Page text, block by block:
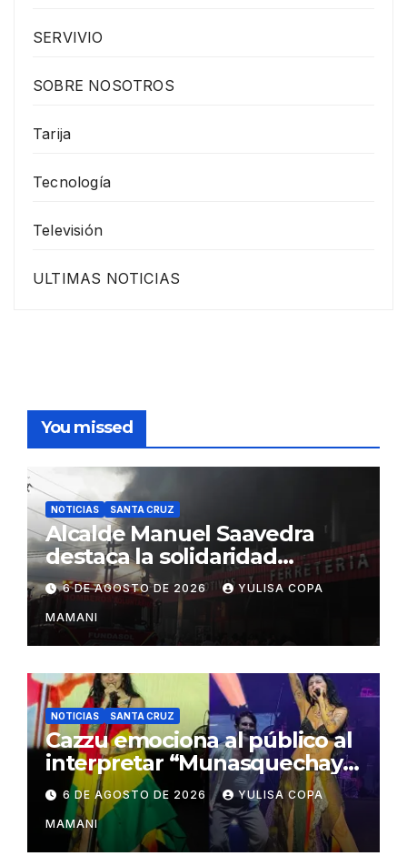
SERVIVIO
SOBRE NOSOTROS
Tarija
Tecnología
Televisión
ULTIMAS NOTICIAS
You missed
NOTICIAS SANTA CRUZ
Alcalde Manuel Saavedra
destaca la solidaridad
durante la emergencia en
Barrio Lindo
6 DE AGOSTO DE 2026 YULISA COPA
MAMANI
NOTICIAS SANTA CRUZ
Cazzu emociona al público al
interpretar “Munasquechay”
en su concierto en Santa
Cruz
6 DE AGOSTO DE 2026 YULISA COPA
MAMANI